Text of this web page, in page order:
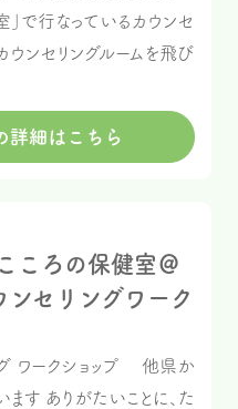
」で行なっているカウンセ
ウンセリングルームを飛び
詳細はこちら
ころの保健室＠
ンセリングワーク
ワークショップ 他県か
す ありがたいことに、た